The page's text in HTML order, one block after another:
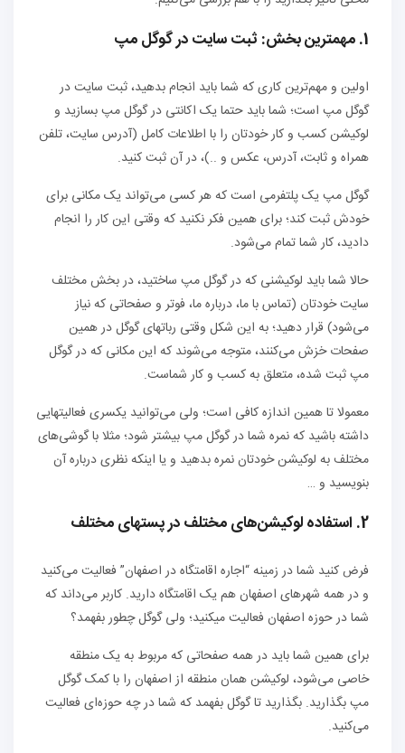
1. مهمترین بخش: ثبت سایت در گوگل مپ
اولین و مهم‌ترین کاری که شما باید انجام بدهید، ثبت سایت در
گوگل مپ است؛ شما باید حتما یک اکانتی در گوگل مپ بسازید و
لوکیشن کسب و کار خودتان را با اطلاعات کامل (آدرس سایت، تلفن
همراه و ثابت، آدرس، عکس و ..)، در آن ثبت کنید.
گوگل مپ یک پلتفرمی است که هر کسی می‌تواند یک مکانی برای
خودش ثبت کند؛ برای همین فکر نکنید که وقتی این کار را انجام
دادید، کار شما تمام می‌شود.
حالا شما باید لوکیشنی که در گوگل مپ ساختید، در بخش مختلف
سایت خودتان (تماس با ما، درباره ما، فوتر و صفحاتی که نیاز
می‌شود) قرار دهید؛ به این شکل وقتی رباتهای گوگل در همین
صفحات خزش می‌کنند، متوجه می‌شوند که این مکانی که در گوگل
مپ ثبت شده، متعلق به کسب و کار شماست.
معمولا تا همین اندازه کافی است؛ ولی می‌توانید یکسری فعالیتهایی
داشته باشید که نمره شما در گوگل مپ بیشتر شود؛ مثلا با گوشی‌های
مختلف به لوکیشن خودتان نمره بدهید و یا اینکه نظری درباره آن
بنویسید و …
2. استفاده لوکیشن‌های مختلف در پستهای مختلف
فرض کنید شما در زمینه “اجاره اقامتگاه در اصفهان” فعالیت می‌کنید
و در همه شهرهای اصفهان هم یک اقامتگاه دارید. کاربر می‌داند که
شما در حوزه اصفهان فعالیت می‎‎کنید؛ ولی گوگل چطور بفهمد؟
برای همین شما باید در همه صفحاتی که مربوط به یک منطقه
خاصی می‌شود، لوکیشن همان منطقه از اصفهان را با کمک گوگل
مپ بگذارید. بگذارید تا گوگل بفهمد که شما در چه حوزه‌ای فعالیت
می‌کنید.